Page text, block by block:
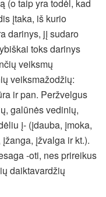
(o taip yra todėl, kad
įtaka, iš kurio
darinys, jį sudaro
toks darinys
veiksmų
veiksmažodžių:
ir pan. Peržvelgus
galūnės vedinių,
į- (įdauba, įmoka,
įžvalga ir kt.).
-oti, nes prireikus
daiktavardžių